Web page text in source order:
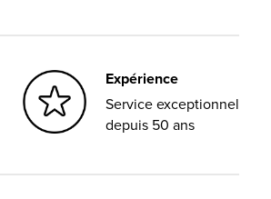
Expérience
Service exceptionnel
depuis 50 ans